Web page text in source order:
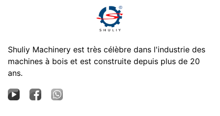
Shuliy Machinery est très célèbre dans l'industrie des
machines à bois et est construite depuis plus de 20
ans.